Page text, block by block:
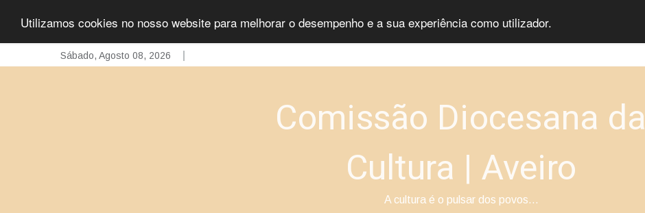
Utilizamos cookies no nosso website para melhorar o desempenho e a sua experiência como utilizador.
to
Sábado, Agosto 08, 2026
Comissão Diocesana da
Cultura | Aveiro
A cultura é o pulsar dos povos…